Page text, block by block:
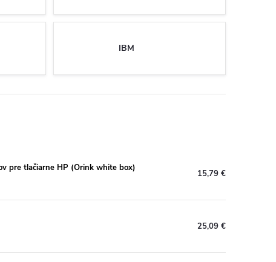
IBM
pre tlačiarne HP (Orink white box)
15,79 €
25,09 €